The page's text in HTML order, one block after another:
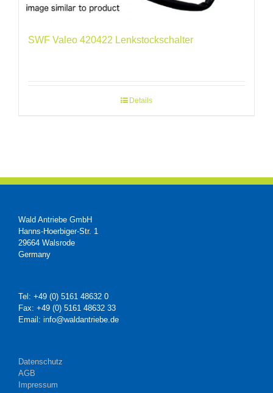
SWF Valeo 420422 Lenkstockschalter
Details
Wald Antriebe GmbH
Hanns-Hoerbiger-Str. 1
29664 Walsrode
Germany
Tel: +49 (0) 5161 48632 0
Fax: +49 (0) 5161 48632 33
Email: info@waldantriebe.de
Datenschutz
AGB
Impressum